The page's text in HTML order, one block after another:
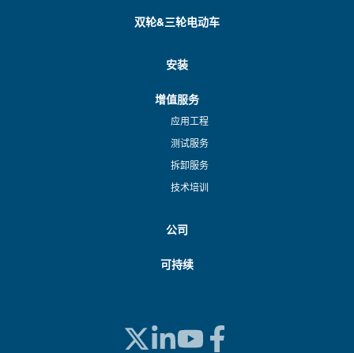
双轮&三轮电动车
安装
增值服务
应用工程
测试服务
拆卸服务
技术培训
公司
可持续